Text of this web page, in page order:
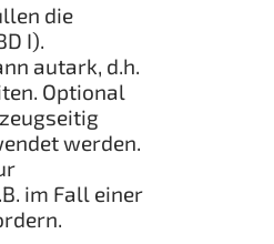
die
I).
autark, d.h.
Optional
werden.
im Fall einer